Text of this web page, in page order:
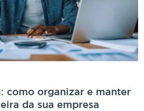
como organizar e manter
da sua empresa